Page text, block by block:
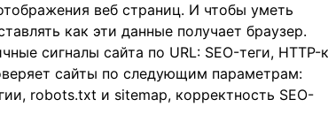
веб страниц. И чтобы уметь
как эти данные получает браузер.
сигналы сайта по URL: SEO-теги, HTTP-
сайты по следующим параметрам:
robots.txt и sitemap, корректность SEO-